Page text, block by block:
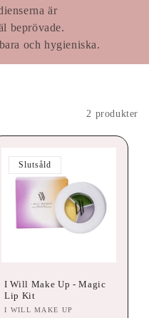
är
beprövade.
och hygieniska.
2 produkter
Slutsåld
I Will Make Up - Magic
Lip Kit
Säljare:
I WILL MAKE UP